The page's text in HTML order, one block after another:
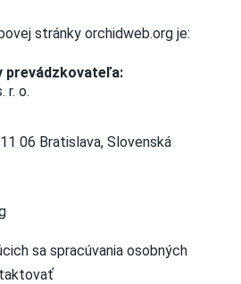
stránky orchidweb.org je:
prevádzkovateľa:
r. o.
06 Bratislava, Slovenská
sa spracúvania osobných